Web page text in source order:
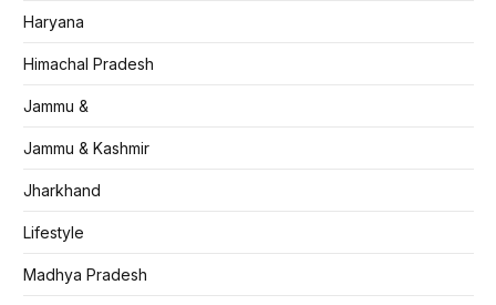
Haryana
Himachal Pradesh
Jammu &
Jammu & Kashmir
Jharkhand
Lifestyle
Madhya Pradesh